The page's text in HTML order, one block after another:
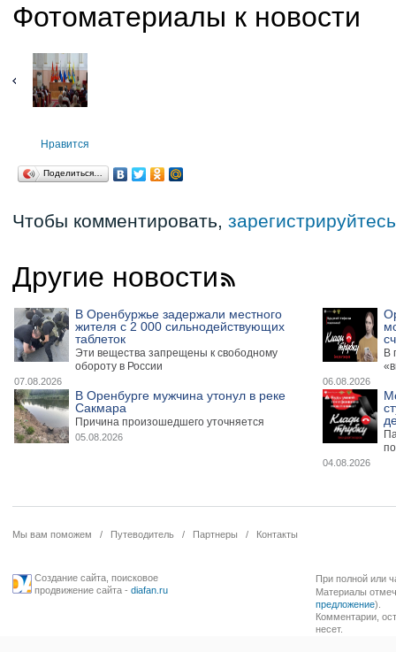
Фотоматериалы к новости
Нравится
Поделиться…
Чтобы комментировать, зарегистрируйтесь
Другие новости
В Оренбуржье задержали местного
жителя с 2 000 сильнодействующих
таблеток
Эти вещества запрещены к свободному
обороту в России
07.08.2026
В
06.08.2026
В Оренбурге мужчина утонул в реке
Сакмара
Причина произошедшего уточняется
05.08.2026
04.08.2026
Мы вам поможем / Путеводитель / Партнеры / Контакты
Создание сайта, поисковое
продвижение сайта- diafan.ru
При полной или
Материалы
предложение).
Комментарии,
несет.